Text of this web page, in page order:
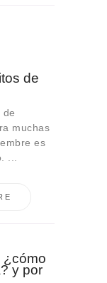
de
de
muchas
es
...
¿cómo
y por